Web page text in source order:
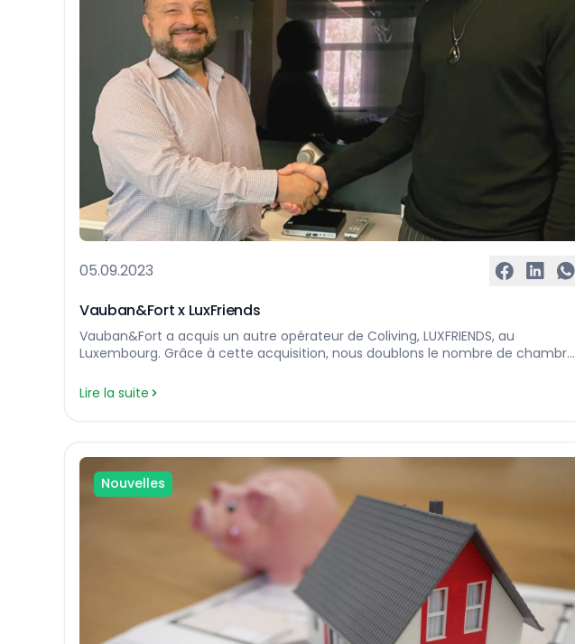
05.09.2023
Vauban&Fort x LuxFriends
Vauban&Fort a acquis un autre opérateur de Coliving, LUXFRIENDS, au
Luxembourg. Grâce à cette acquisition, nous doublons le nombre de chambres
opérateurs de la région. Nous renforçons également notre activité principale
Lire la suite
Nouvelles